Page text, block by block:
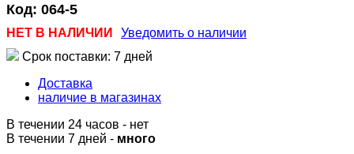
Код: 064-5
НЕТ В НАЛИЧИИ
Уведомить о наличии
Срок поставки: 7 дней
Доставка
наличие в магазинах
В течении 24 часов - нет
В течении 7 дней - много